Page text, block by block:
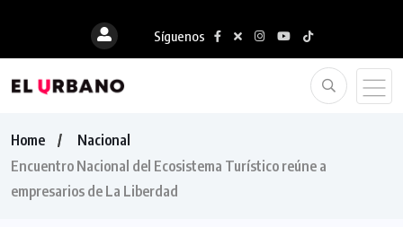
Síguenos
Home
Nacional
Encuentro Nacional del Ecosistema Turístico reúne a
empresarios de La Liberdad